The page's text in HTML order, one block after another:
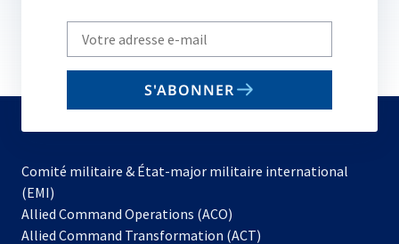
Write
your
email
S'ABONNER
Comité militaire & État-major militaire international
(EMI)
Allied Command Operations (ACO)
dans
Allied Command Transformation (ACT)